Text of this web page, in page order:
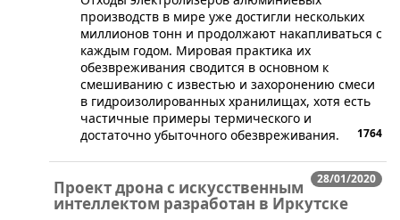
производств в мире уже достигли нескольких
миллионов тонн и продолжают накапливаться с
каждым годом. Мировая практика их
обезвреживания сводится в основном к
смешиванию с известью и захоронению смеси
в гидроизолированных хранилищах, хотя есть
частичные примеры термического и
достаточно убыточного обезвреживания.
1764
28/01/2020
Проект дрона с искусственным
интеллектом разработан в Иркутске